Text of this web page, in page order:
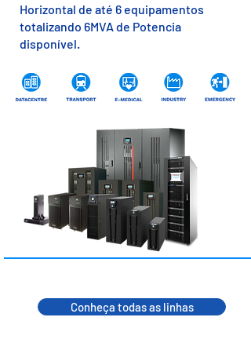
Horizontal de até 6 equipamentos
totalizando 6MVA de Potencia
disponível.
Conheça todas as linhas